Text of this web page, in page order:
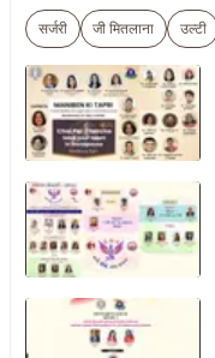
सर्जरी जी मितलाना उल्टी